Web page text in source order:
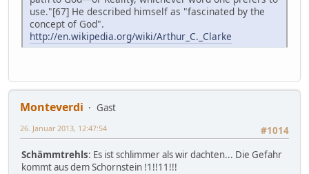
use."[67] He described himself as "fascinated by the
concept of God".
http://en.wikipedia.org/wiki/Arthur_C._Clarke
Monteverdi
Gast
#1014
26. Januar 2013, 12:47:54
Schämmtrehls: Es ist schlimmer als wir dachten... Die Gefahr
kommt aus dem Schornstein !1!!11!!!